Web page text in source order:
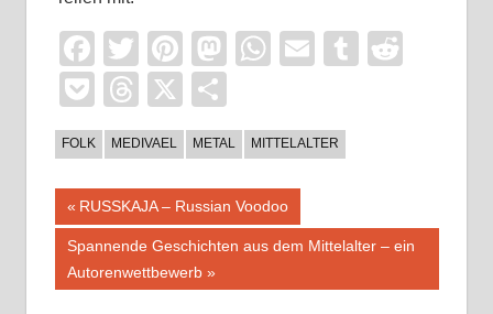
Facebook
TwitterPinterest
Mastodon
WhatsApp
EmailTumblr
PocketThreads
X
FOLK MEDIVAEL METAL MITTELALTER
Beitragsnavigation
Vorheriger
Beitrag:
RUSSKAJA – Russian Voodoo
Nächster
Beitrag:
Spannende Geschichten aus dem Mittelalter – ein
Autorenwettbewerb